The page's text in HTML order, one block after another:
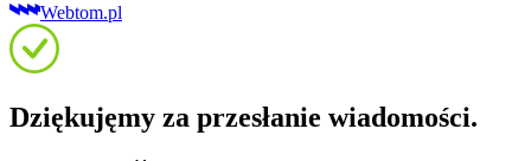
Webtom.pl
Dziękujęmy za przesłanie wiadomości.